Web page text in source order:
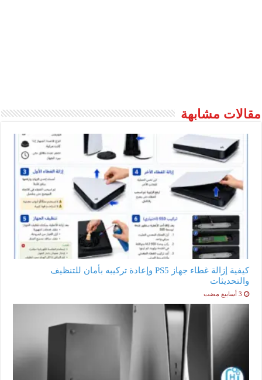
مقالات مشابهة
كيفية إزالة غطاء جهاز PS5 وإعادة تركيبه بأمان للتنظيف
والتحديثات